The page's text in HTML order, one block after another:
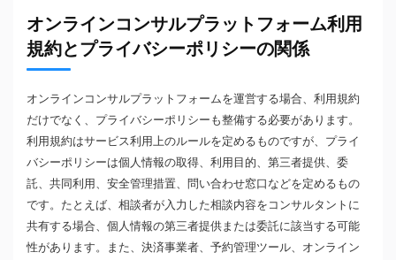
オンラインコンサルプラットフォーム利用
規約とプライバシーポリシーの関係
オンラインコンサルプラットフォームを運営する場合、利用規約
だけでなく、プライバシーポリシーも整備する必要があります。
利用規約はサービス利用上のルールを定めるものですが、プライ
バシーポリシーは個人情報の取得、利用目的、第三者提供、委
託、共同利用、安全管理措置、問い合わせ窓口などを定めるもの
です。たとえば、相談者が入力した相談内容をコンサルタントに
共有する場合、個人情報の第三者提供または委託に該当する可能
性があります。また、決済事業者、予約管理ツール、オンライン